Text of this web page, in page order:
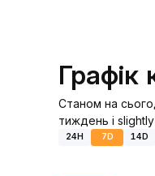
Графік
Станом на
тиждень і
24H 7D 14D